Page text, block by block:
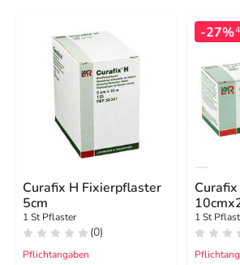
Curafix H Fixierpflaster
5cm
1 St Pflaster
(0)
Pflichtangaben
-27%4
1 St